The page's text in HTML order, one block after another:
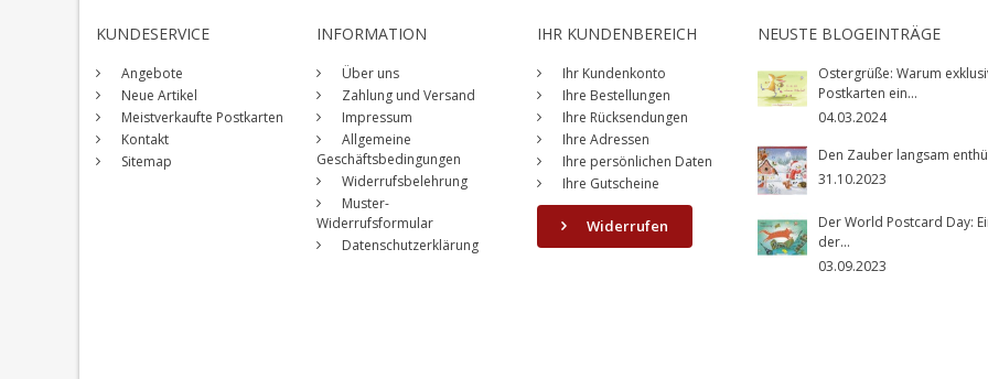
KUNDESERVICE
Angebote
Neue Artikel
Meistverkaufte Postkarten
Kontakt
Sitemap
INFORMATION
Über uns
Zahlung und Versand
Impressum
Allgemeine
Geschäftsbedingungen
Widerrufsbelehrung
Muster-
Widerrufsformular
Datenschutzerklärung
IHR KUNDENBEREICH
Ihr Kundenkonto
Ihre Bestellungen
Ihre Rücksendungen
Ihre Adressen
Ihre persönlichen Daten
Ihre Gutscheine
Widerrufen
NEUSTE BLOGEINTRÄGE
Ostergrüße: Warum
Postkarten ein...
04.03.2024
Den Zauber langsam
31.10.2023
Der World Postcard Day:
der...
03.09.2023